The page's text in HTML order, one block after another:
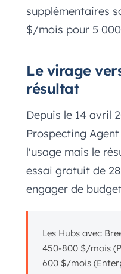
supplémentaires
$/mois pour 5
Le virage
résultat
Depuis le 14 avril
Prospecting
l'usage mais le
essai gratuit de
engager de
Les Hubs avec
450-800 $/mois
600 $/mois